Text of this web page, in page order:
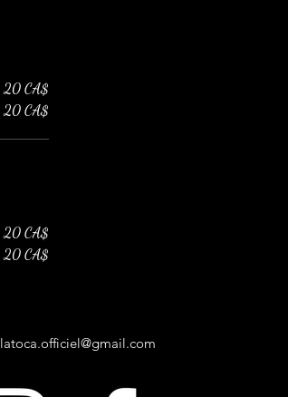
20 CA$
20 CA$
20 CA$
20 CA$
latoca.officiel@gmail.com